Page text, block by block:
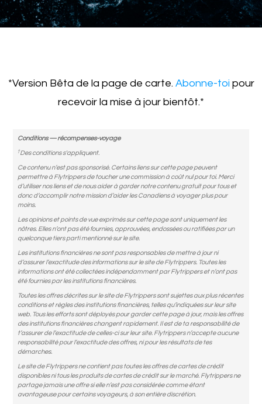
*Version Bêta de la page de carte. Abonne-toi pour
recevoir la mise à jour bientôt.*
Conditions — récompenses-voyage
†Des conditions s'appliquent.
Ce contenu n’est pas sponsorisé. Certains liens sur cette page peuvent
permettre à Flytrippers de toucher une commission à coût nul pour toi. Merci
d’utiliser nos liens et de nous aider à garder notre contenu gratuit pour tous et
donc d’accomplir notre mission d’aider les Canadiens à voyager plus pour
moins.
Les opinions et points de vue exprimés sur cette page sont uniquement les
nôtres. Elles n’ont pas été fournies, approuvées, endossées ou ratifiées par un
quelconque tiers parti mentionné sur le site.
Les institutions financières ne sont pas responsables de mettre à jour ni
d’assurer l’exactitude des informations sur le site de Flytrippers. Toutes les
informations ont été collectées indépendamment par Flytrippers et n’ont pas
été fournies par les institutions financières.
Toutes les offres décrites sur le site de Flytrippers sont sujettes aux plus récentes
conditions et règles des institutions financières, telles qu’indiquées sur leur site
web. Tous les efforts sont déployés pour garder cette page à jour, mais les offres
des institutions financières changent rapidement. Il est de ta responsabilité de
t’assurer de l’exactitude de celles-ci sur leur site. Flytrippers n’accepte aucune
responsabilité pour l’exactitude des offres, ni pour les résultats de tes
démarches.
Le site de Flytrippers ne contient pas toutes les offres de cartes de crédit
disponibles ni tous les produits de cartes de crédit sur le marché. Flytrippers ne
partage jamais une offre si elle n’est pas considérée comme étant
avantageuse pour certains voyageurs, à son entière discrétion.